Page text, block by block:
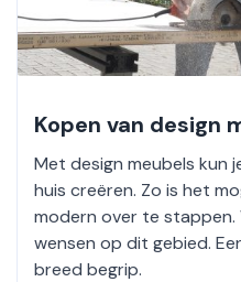
Kopen van design
Met design meubels kun
huis creëren. Zo is het
modern over te stappen.
wensen op dit gebied.
breed begrip.